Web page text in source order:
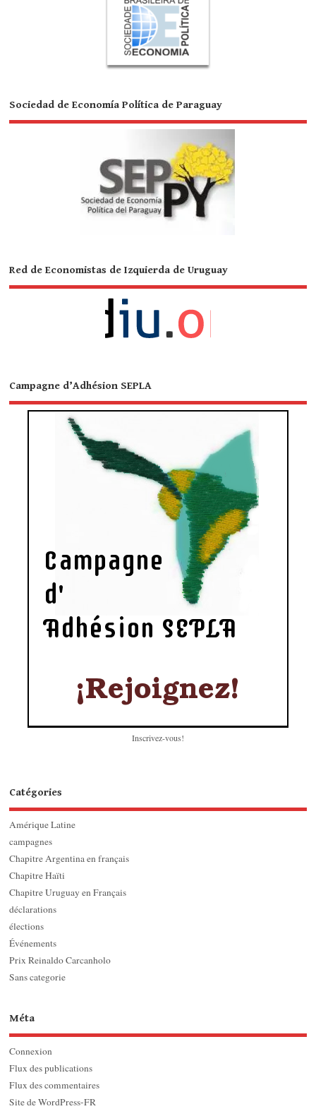
Sociedad de Economía Política de Paraguay
Red de Economistas de Izquierda de Uruguay
Campagne d’Adhésion SEPLA
Inscrivez-vous!
Catégories
Amérique Latine
campagnes
Chapitre Argentina en français
Chapitre Haïti
Chapitre Uruguay en Français
déclarations
élections
Événements
Prix Reinaldo Carcanholo
Sans categorie
Méta
Connexion
Flux des publications
Flux des commentaires
Site de WordPress-FR